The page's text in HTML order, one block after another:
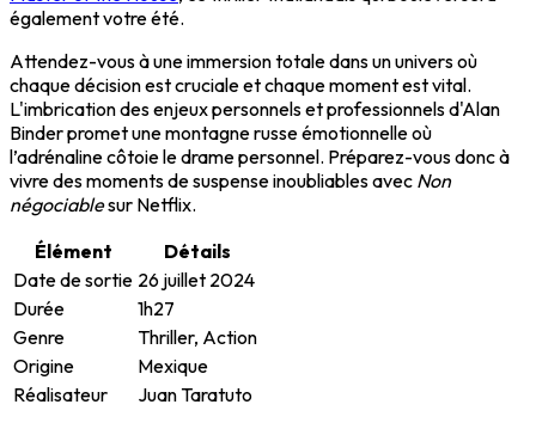
également votre été.
Attendez-vous à une immersion totale dans un univers où
chaque décision est cruciale et chaque moment est vital.
L'imbrication des enjeux personnels et professionnels d'Alan
Binder promet une montagne russe émotionnelle où
l’adrénaline côtoie le drame personnel. Préparez-vous donc à
vivre des moments de suspense inoubliables avec Non
négociablesur Netflix.
Élément
Détails
Date de sortie 26 juillet 2024
Durée
1h27
Genre
Thriller, Action
Origine
Mexique
Réalisateur
Juan Taratuto